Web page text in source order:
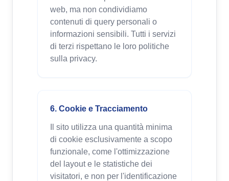
web, ma non condividiamo
contenuti di query personali o
informazioni sensibili. Tutti i servizi
di terzi rispettano le loro politiche
sulla privacy.
6. Cookie e Tracciamento
Il sito utilizza una quantità minima
di cookie esclusivamente a scopo
funzionale, come l'ottimizzazione
del layout e le statistiche dei
visitatori, e non per l'identificazione